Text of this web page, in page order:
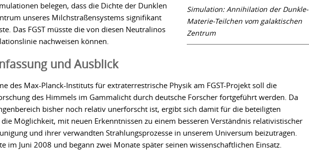
Simulation: Annihilation der Dunkle-
Materie-Teilchen vom galaktischen
Zentrum
belegen, dass die Dichte der Dunklen
unseres Milchstraßensystems signifikant
Das FGST müsste die von diesen Neutralinos
nachweisen können.
und Ausblick
des Max-Planck-Instituts für extraterrestrische Physik am FGST-Projekt soll die
des Himmels im Gammalicht durch deutsche Forscher fortgeführt werden. Da
bisher noch relativ unerforscht ist, ergibt sich damit für die beteiligten
Möglichkeit, mit neuen Erkenntnissen zu einem besseren Verständnis relativistischer
und ihrer verwandten Strahlungsprozesse in unserem Universum beizutragen.
im Juni 2008 und begann zwei Monate später seinen wissenschaftlichen Einsatz.